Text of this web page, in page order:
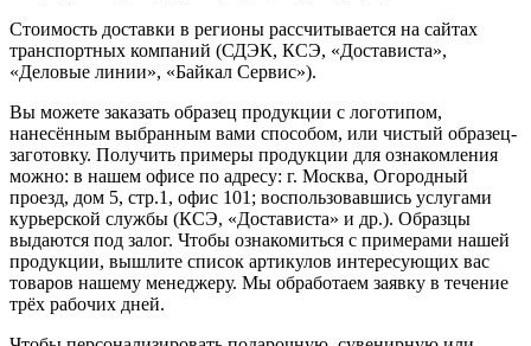
Стоимость доставки в регионы рассчитывается на сайтах
транспортных компаний (СДЭК, КСЭ, «Достависта»,
«Деловые линии», «Байкал Сервис»).
Вы можете заказать образец продукции с логотипом,
нанесённым выбранным вами способом, или чистый образец-
заготовку. Получить примеры продукции для ознакомления
можно: в нашем офисе по адресу: г. Москва, Огородный
проезд, дом 5, стр.1, офис 101; воспользовавшись услугами
курьерской службы (КСЭ, «Достависта» и др.). Образцы
выдаются под залог. Чтобы ознакомиться с примерами нашей
продукции, вышлите список артикулов интересующих вас
товаров нашему менеджеру. Мы обработаем заявку в течение
трёх рабочих дней.